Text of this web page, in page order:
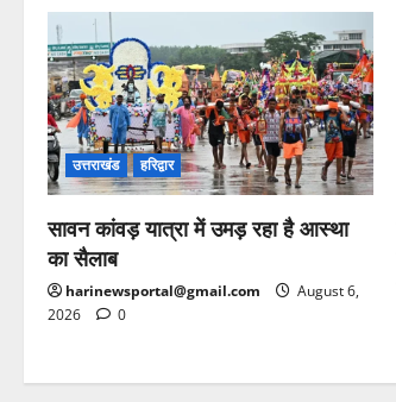
उत्तराखंड हरिद्वार
सावन कांवड़ यात्रा में उमड़ रहा है आस्था
का सैलाब
harinewsportal@gmail.com
August 6,
2026
0